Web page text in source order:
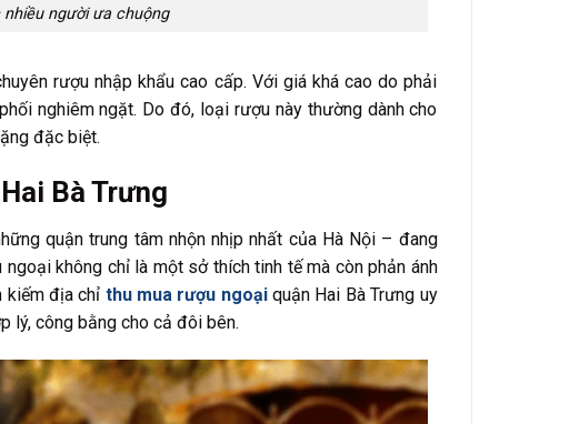
người ưa chuộng
rượu nhập khẩu cao cấp. Với giá khá cao do phải
nghiêm ngặt. Do đó, loại rượu này thường dành cho
đặc biệt.
Bà Trưng
quận trung tâm nhộn nhịp nhất của Hà Nội – đang
không chỉ là một sở thích tinh tế mà còn phản ánh
kiếm địa chỉ thu mua rượu ngoạiquận Hai Bà Trưng uy
lý, công bằng cho cả đôi bên.